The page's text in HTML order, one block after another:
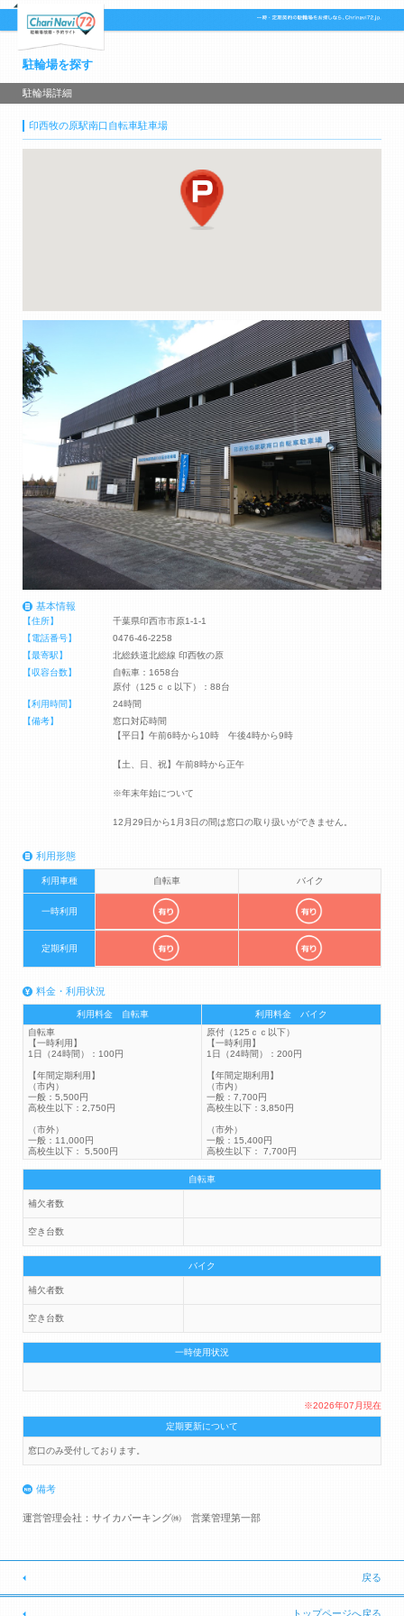
駐輪場を探す
駐輪場詳細
印西牧の原駅南口自転車駐車場
基本情報
【住所】
千葉県印西市市原1-1-1
【電話番号】
0476-46-2258
【最寄駅】
北総鉄道北総線 印西牧の原
【収容台数】
自転車：1658台
原付（125ｃｃ以下）：88台
【利用時間】
24時間
【備考】
窓口対応時間
【平日】午前6時から10時 午後4時から9時
【土、日、祝】午前8時から正午
※年末年始について
12月29日から1月3日の間は窓口の取り扱いができません。
利用形態
利用車種 自転車 バイク
一時利用
定期利用
料金・利用状況
利用料金 自転車
利用料金 バイク
自転車
【一時利用】
1日（24時間）：100円
【年間定期利用】
（市内）
一般：5,500円
高校生以下：2,750円
（市外）
一般：11,000円
高校生以下： 5,500円
原付（125ｃｃ以下）
【一時利用】
1日（24時間）：200円
【年間定期利用】
（市内）
一般：7,700円
高校生以下：3,850円
（市外）
一般：15,400円
高校生以下： 7,700円
自転車
補欠者数
空き台数
バイク
補欠者数
空き台数
一時使用状況
※2026年07月現在
定期更新について
窓口のみ受付しております。
備考
運営管理会社：サイカパーキング㈱ 営業管理第一部
戻る
トップページへ戻る